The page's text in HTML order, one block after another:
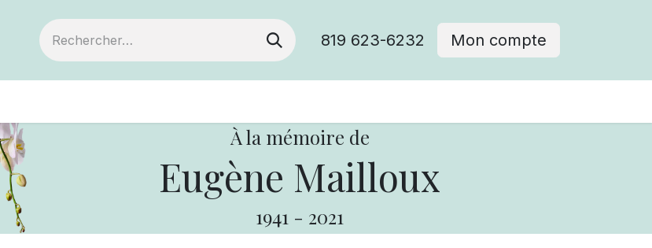
819 623-6232 Mon compte
À la mémoire de
Eugène Mailloux
1941 - 2021